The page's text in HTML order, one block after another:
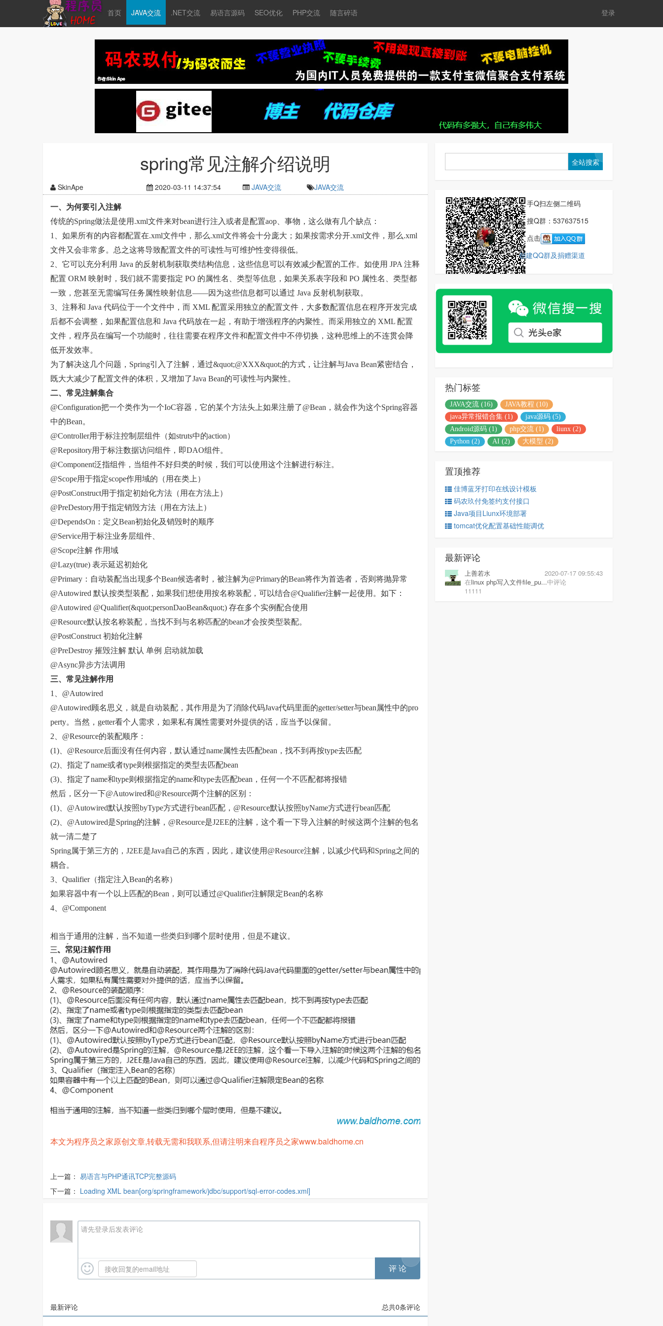
首页 JAVA交流 .NET交流 易语言源码 SEO优化 PHP交流 随言碎语 登录
spring常见注解介绍说明
SkinApe 2020-03-11 14:37:54 JAVA交流 JAVA交流
一、为何要引入注解
传统的Spring做法是使用.xml文件来对bean进行注入或者是配置aop、事物，这么做有几个缺点：
1、如果所有的内容都配置在.xml文件中，那么.xml文件将会十分庞大；如果按需求分开.xml文件，那么.xml
文件又会非常多。总之这将导致配置文件的可读性与可维护性变得很低。
2、它可以充分利用 Java 的反射机制获取类结构信息，这些信息可以有效减少配置的工作。如使用 JPA 注释
配置 ORM 映射时，我们就不需要指定 PO 的属性名、类型等信息，如果关系表字段和 PO 属性名、类型都
一致，您甚至无需编写任务属性映射信息——因为这些信息都可以通过 Java 反射机制获取。
3、注释和 Java 代码位于一个文件中，而 XML 配置采用独立的配置文件，大多数配置信息在程序开发完成
后都不会调整，如果配置信息和 Java 代码放在一起，有助于增强程序的内聚性。而采用独立的 XML 配置
文件，程序员在编写一个功能时，往往需要在程序文件和配置文件中不停切换，这种思维上的不连贯会降
低开发效率。
为了解决这几个问题，Spring引入了注解，通过&quot;@XXX&quot;的方式，让注解与Java Bean紧密结合，
既大大减少了配置文件的体积，又增加了Java Bean的可读性与内聚性。
二、常见注解集合
@Configuration把一个类作为一个IoC容器，它的某个方法头上如果注册了@Bean，就会作为这个Spring容器
中的Bean。
@Controller用于标注控制层组件（如struts中的action）
@Repository用于标注数据访问组件，即DAO组件。
@Component泛指组件，当组件不好归类的时候，我们可以使用这个注解进行标注。
@Scope用于指定scope作用域的（用在类上）
@PostConstruct用于指定初始化方法（用在方法上）
@PreDestory用于指定销毁方法（用在方法上）
@DependsOn：定义Bean初始化及销毁时的顺序
@Service用于标注业务层组件、
@Scope注解 作用域
@Lazy(true) 表示延迟初始化
@Primary：自动装配当出现多个Bean候选者时，被注解为@Primary的Bean将作为首选者，否则将抛异常
@Autowired 默认按类型装配，如果我们想使用按名称装配，可以结合@Qualifier注解一起使用。如下：
@Autowired @Qualifier(&quot;personDaoBean&quot;) 存在多个实例配合使用
@Resource默认按名称装配，当找不到与名称匹配的bean才会按类型装配。
@PostConstruct 初始化注解
@PreDestroy 摧毁注解 默认 单例 启动就加载
@Async异步方法调用
三、常见注解作用
1、@Autowired
@Autowired顾名思义，就是自动装配，其作用是为了消除代码Java代码里面的getter/setter与bean属性中的pro
perty。当然，getter看个人需求，如果私有属性需要对外提供的话，应当予以保留。
2、@Resource的装配顺序：
(1)、@Resource后面没有任何内容，默认通过name属性去匹配bean，找不到再按type去匹配
(2)、指定了name或者type则根据指定的类型去匹配bean
(3)、指定了name和type则根据指定的name和type去匹配bean，任何一个不匹配都将报错
然后，区分一下@Autowired和@Resource两个注解的区别：
(1)、@Autowired默认按照byType方式进行bean匹配，@Resource默认按照byName方式进行bean匹配
(2)、@Autowired是Spring的注解，@Resource是J2EE的注解，这个看一下导入注解的时候这两个注解的包名
就一清二楚了
Spring属于第三方的，J2EE是Java自己的东西，因此，建议使用@Resource注解，以减少代码和Spring之间的
耦合。
3、Qualifier（指定注入Bean的名称）
如果容器中有一个以上匹配的Bean，则可以通过@Qualifier注解限定Bean的名称
4、@Component
相当于通用的注解，当不知道一些类归到哪个层时使用，但是不建议。
本文为程序员之家原创文章,转载无需和我联系,但请注明来自程序员之家www.baldhome.cn
上一篇： 易语言与PHP通讯TCP完整源码
下一篇： Loading XML bean[org/springframework/jdbc/support/sql-error-codes.xml]
请先登录后发表评论
最新评论 总共0条评论
1. 手Q扫左侧二维码
2. 搜Q群：537637515
3. 点击
创建QQ群及捐赠渠道
热门标签
JAVA交流 (16)
JAVA教程 (10)
java异常报错合集 (1)
java源码 (5)
Android源码 (1)
php交流 (1)
liunx (2)
Python (2)
AI (2) 大模型 (2)
置顶推荐
佳博蓝牙打印在线设计模板
码农玖付免签约支付接口
Java项目Liunx环境部署
tomcat优化配置基础性能调优
最新评论
上善若水
2020-07-17 09:55:43
在linux php写入文件file_pu...中评论
11111